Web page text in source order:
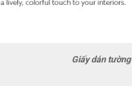
Giấy dán